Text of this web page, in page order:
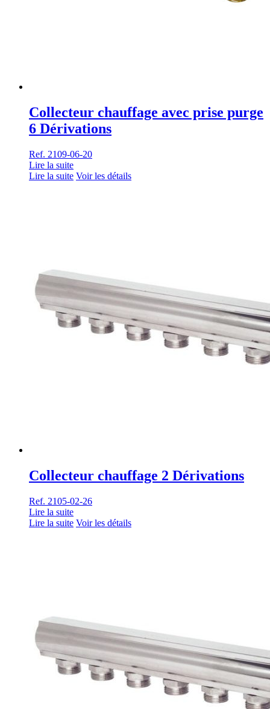
Collecteur chauffage avec prise purge
6 Dérivations
Ref. 2109-06-20
Lire la suite
Lire la suite Voir les détails
Collecteur chauffage 2 Dérivations
Ref. 2105-02-26
Lire la suite
Lire la suite Voir les détails